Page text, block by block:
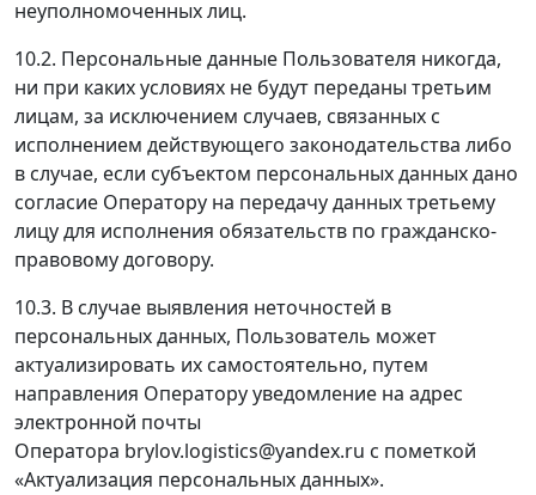
неуполномоченных лиц.
10.2. Персональные данные Пользователя никогда,
ни при каких условиях не будут переданы третьим
лицам, за исключением случаев, связанных с
исполнением действующего законодательства либо
в случае, если субъектом персональных данных дано
согласие Оператору на передачу данных третьему
лицу для исполнения обязательств по гражданско-
правовому договору.
10.3. В случае выявления неточностей в
персональных данных, Пользователь может
актуализировать их самостоятельно, путем
направления Оператору уведомление на адрес
электронной почты
Оператора brylov.logistics@yandex.ru с пометкой
«Актуализация персональных данных».